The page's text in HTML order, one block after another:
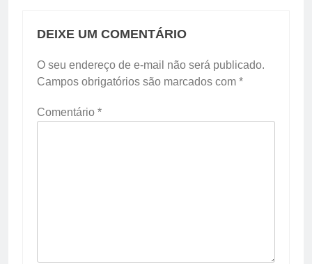
DEIXE UM COMENTÁRIO
O seu endereço de e-mail não será publicado.
Campos obrigatórios são marcados com *
Comentário *